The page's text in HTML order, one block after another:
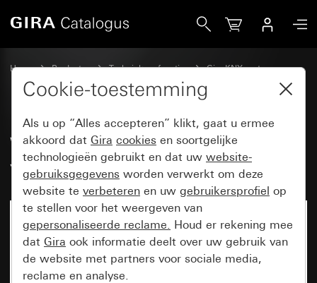
Home Producten Techniek en functies
Gira KNX systeem
Gira bedieningsapparaten voor KNX
Wippenset 4-voudig individueel
voor tastsensor 4.95
Cookie-toestemming
Als u op “Alles accepteren” klikt, gaat u ermee
akkoord dat Gira cookies en soortgelijke
technologieën gebruikt en dat uw website-
gebruiksgegevens worden verwerkt om deze
website te verbeteren en uw gebruikersprofiel op
te stellen voor het weergeven van
gepersonaliseerde reclame. Houd er rekening mee
dat Gira ook informatie deelt over uw gebruik van
de website met partners voor sociale media,
reclame en analyse.